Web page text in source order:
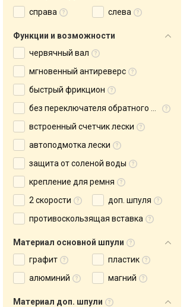
справа
слева
Функции и возможности
червячный вал
мгновенный антиреверс
быстрый фрикцион
без переключателя обратного хода
встроенный счетчик лески
автоподмотка лески
защита от соленой воды
крепление для ремня
2 скорости
доп. шпуля
противоскользящая вставка
Материал основной шпули
графит
пластик
алюминий
магний
Материал доп. шпули